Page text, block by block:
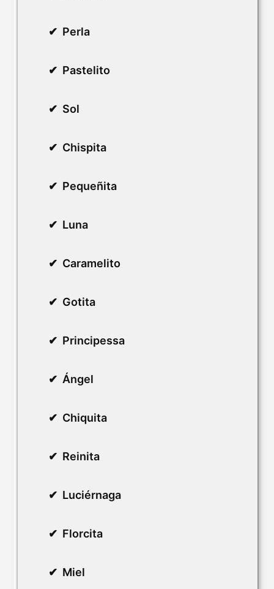
Perla
Pastelito
Sol
Chispita
Pequeñita
Luna
Caramelito
Gotita
Principessa
Ángel
Chiquita
Reinita
Luciérnaga
Florcita
Miel